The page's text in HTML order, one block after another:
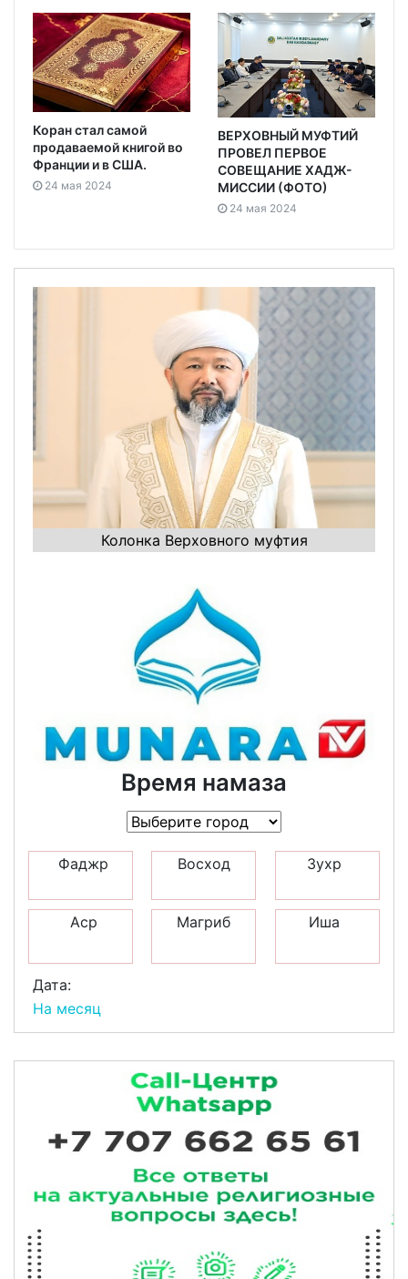
Коран стал самой
продаваемой книгой во
Франции и в США.
24 мая 2024
ВЕРХОВНЫЙ МУФТИЙ
ПРОВЕЛ ПЕРВОЕ
СОВЕЩАНИЕ ХАДЖ-
МИССИИ (ФОТО)
24 мая 2024
Колонка Верховного муфтия
Время намаза
Фаджр Восход Зухр
Аср Магриб Иша
Дата:
На месяц